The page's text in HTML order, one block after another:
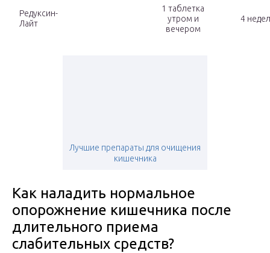
Редуксин-
Лайт
1 таблетка
утром и
вечером
4
Лучшие препараты для очищения
кишечника
Как наладить нормальное
опорожнение кишечника после
длительного приема
слабительных средств?